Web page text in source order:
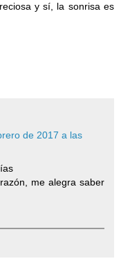
y sí, la sonrisa es
de 2017 a las
me alegra saber